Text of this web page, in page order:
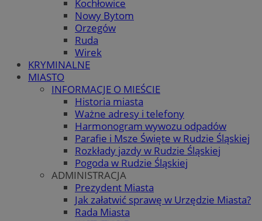
Kochłowice
Nowy Bytom
Orzegów
Ruda
Wirek
KRYMINALNE
MIASTO
INFORMACJE O MIEŚCIE
Historia miasta
Ważne adresy i telefony
Harmonogram wywozu odpadów
Parafie i Msze Święte w Rudzie Śląskiej
Rozkłady jazdy w Rudzie Śląskiej
Pogoda w Rudzie Śląskiej
ADMINISTRACJA
Prezydent Miasta
Jak załatwić sprawę w Urzędzie Miasta?
Rada Miasta